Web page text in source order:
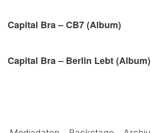
Capital Bra – CB7 (Album)
Capital Bra – Berlin Lebt (Album)